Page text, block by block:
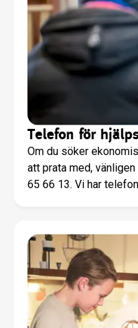
Telefon för
Om du söker
att prata med,
65 66 13. Vi har
utdrag från dina
månaderna. Vi kan